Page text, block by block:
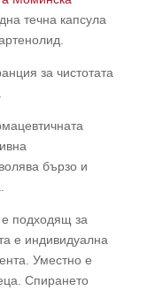
течна капсула
за чистотата
бързо и
подходящ за
е индивидуална
Уместно е
Спирането